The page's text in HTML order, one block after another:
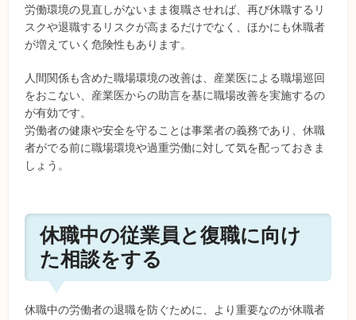
労働環境の見直しがないまま復職させれば、再び休職するリ
スクや退職するリスクが高まるだけでなく、ほかにも休職者
が増えていく危険性もあります。
人間関係も含めた職場環境の改善は、産業医による職場巡回
をおこない、産業医からの助言を基に職場改善を実施するの
が有効です。
労働者の健康や安全を守ることは事業者の義務であり、休職
者がでる前に職場環境や過重労働に対して気を配っておきま
しょう。
休職中の従業員と復職に向け
た相談をする
休職中の労働者の退職を防ぐために、より重要なのが休職者